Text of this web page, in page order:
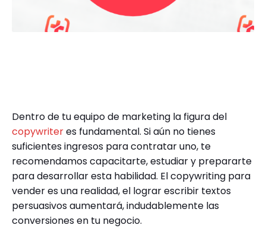
Dentro de tu equipo de marketing la figura del
copywriteres fundamental. Si aún no tienes
suficientes ingresos para contratar uno, te
recomendamos capacitarte, estudiar y prepararte
para desarrollar esta habilidad. El copywriting para
vender es una realidad, el lograr escribir textos
persuasivos aumentará, indudablemente las
conversiones en tu negocio.